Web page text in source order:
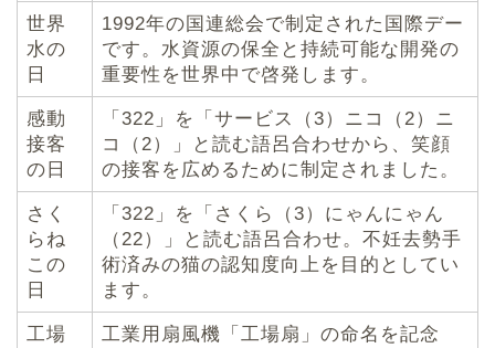
世界
水の
日
1992年の国連総会で制定された国際デー
です。水資源の保全と持続可能な開発の
重要性を世界中で啓発します。
感動
接客
の日
「322」を「サービス（3）ニコ（2）ニ
コ（2）」と読む語呂合わせから、笑顔
の接客を広めるために制定されました。
さく
らね
この
日
「322」を「さくら（3）にゃんにゃん
（22）」と読む語呂合わせ。不妊去勢手
術済みの猫の認知度向上を目的としてい
ます。
工場
工業用扇風機「工場扇」の命名を記念